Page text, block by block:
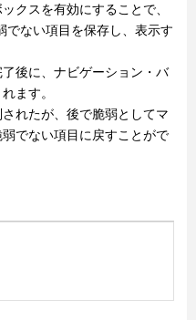
クスを有効にすることで、
でない項目を保存し、表示す
後に、ナビゲーション・バ
ます。
れたが、後で脆弱としてマ
でない項目に戻すことがで